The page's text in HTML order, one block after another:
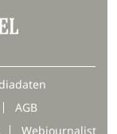
AGB
Webjournalist